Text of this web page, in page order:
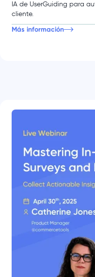
IA de UserGuiding para
cliente.
Más información